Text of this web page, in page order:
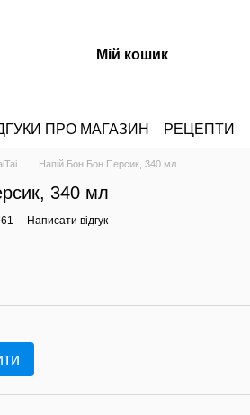
Мій кошик
ПРО МАГАЗИН РЕЦЕПТИ
Напій Бон Бон Персик, 340 мл
340 мл
Написати відгук